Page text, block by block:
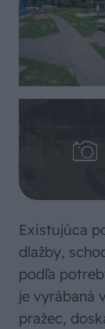
Existujúca
dlažby,
podľa
je vyrábaná
pražec,